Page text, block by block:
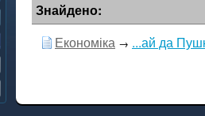
Знайдено:
Економіка → ...ай да